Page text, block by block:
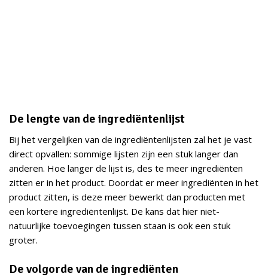
De lengte van de ingrediëntenlijst
Bij het vergelijken van de ingrediëntenlijsten zal het je vast
direct opvallen: sommige lijsten zijn een stuk langer dan
anderen. Hoe langer de lijst is, des te meer ingrediënten
zitten er in het product. Doordat er meer ingrediënten in het
product zitten, is deze meer bewerkt dan producten met
een kortere ingrediëntenlijst. De kans dat hier niet-
natuurlijke toevoegingen tussen staan is ook een stuk
groter.
De volgorde van de ingrediënten